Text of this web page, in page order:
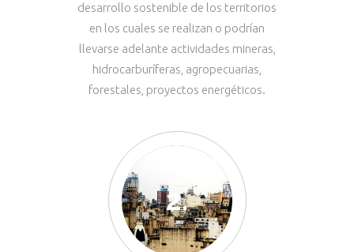
desarrollo sostenible de los territorios
en los cuales se realizan o podrían
llevarse adelante actividades mineras,
hidrocarburíferas, agropecuarias,
forestales, proyectos energéticos.